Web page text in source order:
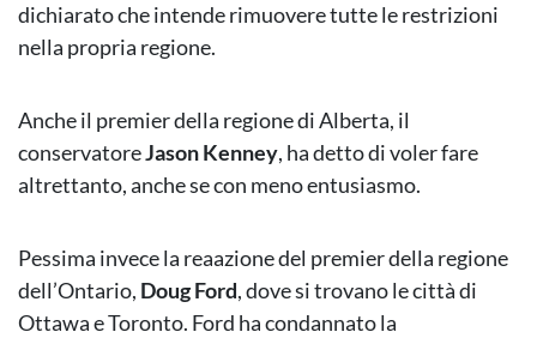
dichiarato che intende rimuovere tutte le restrizioni
nella propria regione.
Anche il premier della regione di Alberta, il
conservatoreJason Kenney, ha detto di voler fare
altrettanto, anche se con meno entusiasmo.
Pessima invece la reaazione del premier della regione
dell’Ontario, Doug Ford, dove si trovano le città di
Ottawa e Toronto. Ford ha condannato la